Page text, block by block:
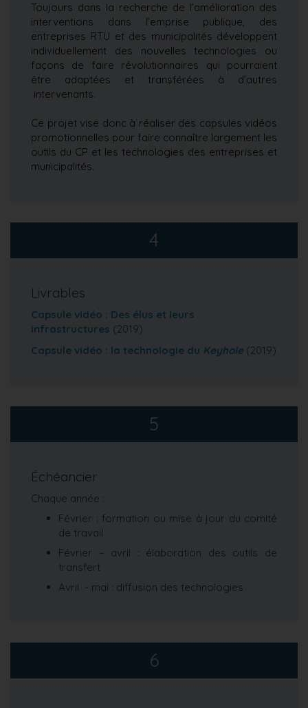
Toujours dans la recherche de l’amélioration des
interventions dans l’emprise publique, des
entreprises RTU et des municipalités développent
individuellement des nouvelles technologies ou
façons de faire révolutionnaires qui pourraient
être adaptées et transférées à d’autres
intervenants.
Ce projet vise donc à réaliser des capsules vidéos
promotionnelles pour faire connaître largement les
outils du CP et les technologies des entreprises et
municipalités.
4
Livrables
Capsule vidéo : Des élus et leurs
infrastructures (2019)
Capsule vidéo : la technologie du Keyhole (2019)
5
Échéancier
Chaque année :
Février : formation ou mise à jour du comité
de travail
Février – avril : élaboration des outils de
transfert
Avril - mai : diffusion des technologies
6